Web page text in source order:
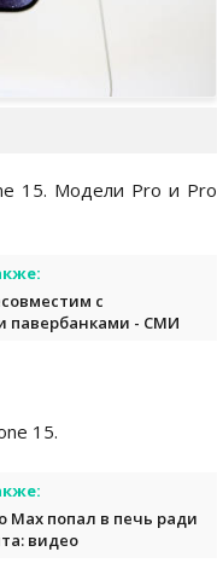
15. Модели Pro и Pro
с
павербанками - СМИ
15.
Max попал в печь ради
видео